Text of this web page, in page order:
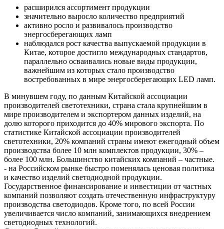
расширился ассортимент продукции
значительно выросло количество предприятий
активно росло и развивалось производство
энергосберегающих ламп
наблюдался рост качества выпускаемой продукции в
Китае, которое достигло международных стандартов,
параллельно осваивались новые виды продукции,
важнейшим из которых стало производство
востребованных в мире энергосберегающих LED ламп.
В минувшем году, по данным Китайской ассоциации
производителей светотехники, страна стала крупнейшим в
мире производителем и экспортером данных изделий, на
долю которого приходится до 40% мирового экспорта. По
статистике Китайской ассоциации производителей
светотехники, 20% компаний страны имеют ежегодный объем
производства более 10 млн комплектов продукции, 30% –
более 100 млн. Большинство китайских компаний – частные.
- на Российском рынке быстро поменялась ценовая политика
и качество изделий светодиодной продукции.
Государственное финансирование и инвестиции от частных
компаний позволяют создать отечественную инфраструктуру
производства светодиодов. Кроме того, по всей России
увеличивается число компаний, занимающихся внедрением
светодиодных технологий.